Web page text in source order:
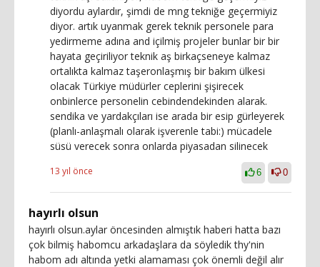
diyordu aylardır, şimdi de mng tekniğe geçermiyiz
diyor. artık uyanmak gerek teknik personele para
yedirmeme adına and içilmiş projeler bunlar bir bir
hayata geçiriliyor teknik aş birkaçseneye kalmaz
ortalıkta kalmaz taşeronlaşmış bir bakım ülkesi
olacak Türkiye müdürler ceplerini şişirecek
onbinlerce personelin cebindendekinden alarak.
sendika ve yardakçıları ise arada bir esip gürleyerek
(planlı-anlaşmalı olarak işverenle tabi:) mücadele
süsü verecek sonra onlarda piyasadan silinecek
13 yıl önce 6 0
hayırlı olsun
hayırlı olsun.aylar öncesinden almıştık haberi hatta bazı
çok bilmiş habomcu arkadaşlara da söyledik thy'nin
habom adı altında yetki alamaması çok önemli değil alır